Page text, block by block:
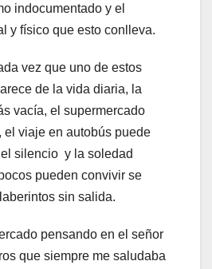
indocumentado y el
y físico que esto conlleva.
vez que uno de estos
de la vida diaria, la
vacía, el supermercado
el viaje en autobús puede
silencio y la soledad
pueden convivir se
sin salida.
pensando en el señor
que siempre me saludaba